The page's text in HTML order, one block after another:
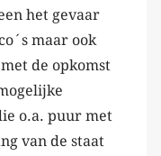
het gevaar
maar ook
de opkomst
o.a. puur met
van de staat